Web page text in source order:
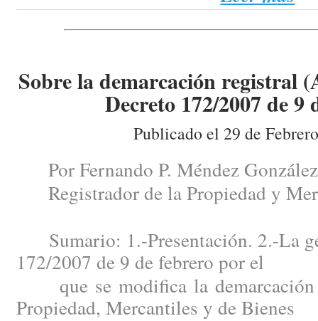
Sobre la demarcación registral
Decreto 172/2007 de 9
Publicado el 29 de
Por Fernando P. Méndez González
Registrador de la Propiedad y
Sumario: 1.-Presentación. 2.-La
172/2007 de 9 de febrero por el
que se modifica la demarcación
Propiedad, Mercantiles y de Bienes